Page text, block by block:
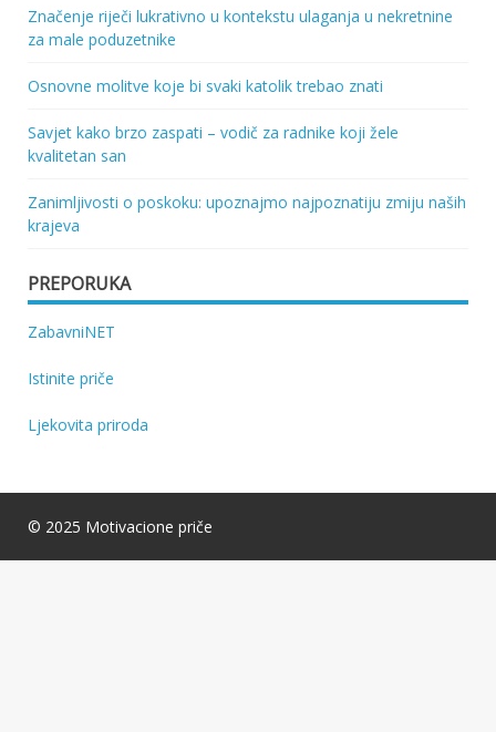
Značenje riječi lukrativno u kontekstu ulaganja u nekretnine
za male poduzetnike
Osnovne molitve koje bi svaki katolik trebao znati
Savjet kako brzo zaspati – vodič za radnike koji žele
kvalitetan san
Zanimljivosti o poskoku: upoznajmo najpoznatiju zmiju naših
krajeva
PREPORUKA
ZabavniNET
Istinite priče
Ljekovita priroda
© 2025 Motivacione priče